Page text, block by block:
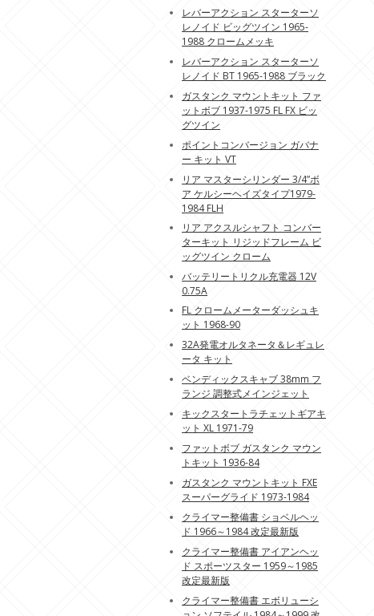
レバーアクション スターターソ
レノイド ビッグツイン 1965-
1988 クロームメッキ
レバーアクション スターターソ
レノイド BT 1965-1988 ブラック
ガスタンク マウントキット ファ
ットボブ 1937-1975 FL FX ビッ
グツイン
ポイントコンバージョン ガバナ
ー キット VT
リア マスターシリンダー 3/4”ボ
ア ケルシーヘイズタイプ1979-
1984 FLH
リア アクスルシャフト コンバー
ターキット リジッドフレーム ビ
ッグツイン クローム
バッテリートリクル充電器 12V
0.75A
FL クロームメーターダッシュキ
ット 1968-90
32A発電オルタネータ＆レギュレ
ータ キット
ベンディックスキャブ 38mm フ
ランジ 調整式メインジェット
キックスタートラチェットギアキ
ット XL 1971-79
ファットボブ ガスタンク マウン
トキット 1936-84
ガスタンク マウントキット FXE
スーパーグライド 1973-1984
クライマー整備書 ショベルヘッ
ド 1966～1984 改定最新版
クライマー整備書 アイアンヘッ
ド スポーツスター 1959～1985
改定最新版
クライマー整備書 エボリューシ